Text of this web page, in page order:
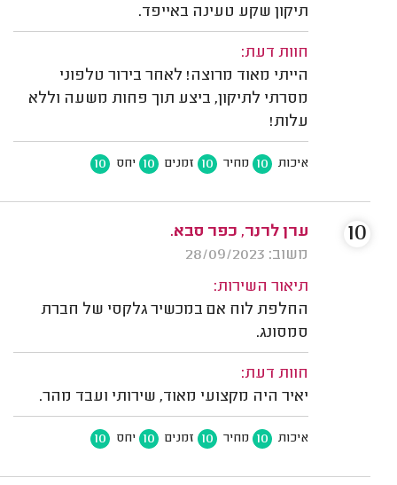
תיקון שקע טעינה באייפד.
חוות דעת:
הייתי מאוד מרוצה! לאחר בירור טלפוני
מסרתי לתיקון, ביצע תוך פחות משעה וללא
עלות!
איכות 10 מחיר 10 זמנים 10 יחס 10
ערן לרנר, כפר סבא.
משוב: 28/09/2023
תיאור השירות:
החלפת לוח אם במכשיר גלקסי של חברת
סמסונג.
חוות דעת:
יאיר היה מקצועי מאוד, שירותי ועבד מהר.
איכות 10 מחיר 10 זמנים 10 יחס 10
10